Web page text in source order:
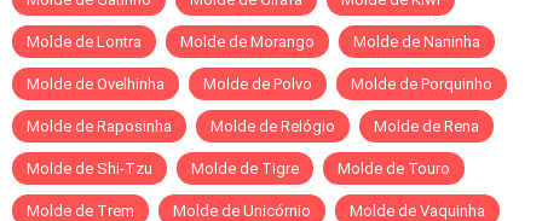
Molde de Lontra Molde de Morango Molde de Naninha
Molde de Ovelhinha Molde de Polvo Molde de Porquinho
Molde de Raposinha Molde de Relógio Molde de Rena
Molde de Shi-Tzu Molde de Tigre Molde de Touro
Molde de Trem Molde de Unicórnio Molde de Vaquinha